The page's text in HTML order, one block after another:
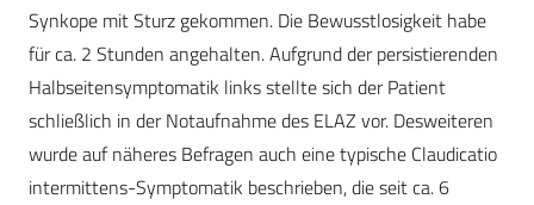
Synkope mit Sturz gekommen. Die Bewusstlosigkeit habe
für ca. 2 Stunden angehalten. Aufgrund der persistierenden
Halbseitensymptomatik links stellte sich der Patient
schließlich in der Notaufnahme des ELAZ vor. Desweiteren
wurde auf näheres Befragen auch eine typische Claudicatio
intermittens-Symptomatik beschrieben, die seit ca. 6